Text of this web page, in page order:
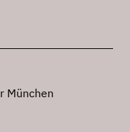
München